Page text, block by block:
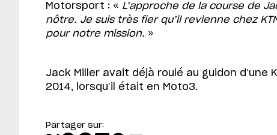
Motorsport : « L’approche de la course de
nôtre. Je suis très fier qu’il revienne chez
pour notre mission. »
Jack Miller avait déjà roulé au guidon d’une
2014, lorsqu’il était en Moto3.
Partager sur: